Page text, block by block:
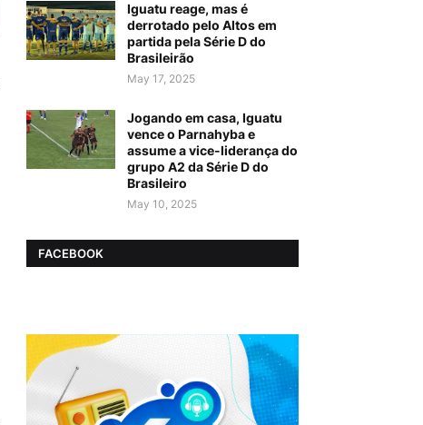
Iguatu reage, mas é
derrotado pelo Altos em
partida pela Série D do
Brasileirão
May 17, 2025
Jogando em casa, Iguatu
vence o Parnahyba e
assume a vice-liderança do
grupo A2 da Série D do
Brasileiro
May 10, 2025
FACEBOOK